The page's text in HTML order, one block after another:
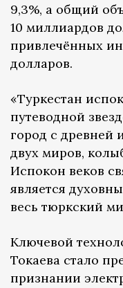
9,3%, а общий
10 миллиардов
привлечённых
долларов.
«Туркестан
путеводной
город с древней
двух миров,
Испокон веков
является
весь тюркский
Ключевой
Токаева стало
признании